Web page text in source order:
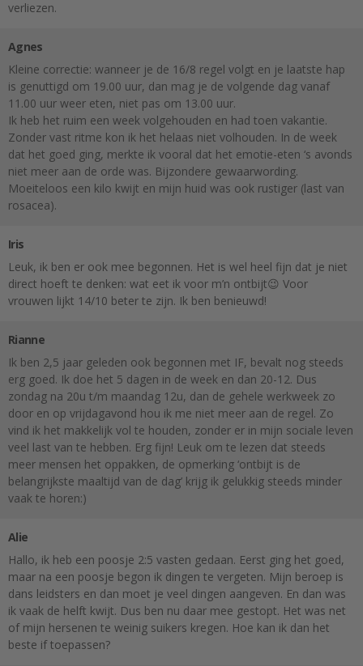
verliezen.
Agnes
Kleine correctie: wanneer je de 16/8 regel volgt en je laatste hap
is genuttigd om 19.00 uur, dan mag je de volgende dag vanaf
11.00 uur weer eten, niet pas om 13.00 uur.
Ik heb het ruim een week volgehouden en had toen vakantie.
Zonder vast ritme kon ik het helaas niet volhouden. In de week
dat het goed ging, merkte ik vooral dat het emotie-eten ‘s avonds
niet meer aan de orde was. Bijzondere gewaarwording.
Moeiteloos een kilo kwijt en mijn huid was ook rustiger (last van
rosacea).
Iris
Leuk, ik ben er ook mee begonnen. Het is wel heel fijn dat je niet
direct hoeft te denken: wat eet ik voor m’n ontbijt😉 Voor
vrouwen lijkt 14/10 beter te zijn. Ik ben benieuwd!
Rianne
Ik ben 2,5 jaar geleden ook begonnen met IF, bevalt nog steeds
erg goed. Ik doe het 5 dagen in de week en dan 20-12. Dus
zondag na 20u t/m maandag 12u, dan de gehele werkweek zo
door en op vrijdagavond hou ik me niet meer aan de regel. Zo
vind ik het makkelijk vol te houden, zonder er in mijn sociale leven
veel last van te hebben. Erg fijn! Leuk om te lezen dat steeds
meer mensen het oppakken, de opmerking ‘ontbijt is de
belangrijkste maaltijd van de dag’ krijg ik gelukkig steeds minder
vaak te horen:)
Alie
Hallo, ik heb een poosje 2:5 vasten gedaan. Eerst ging het goed,
maar na een poosje begon ik dingen te vergeten. Mijn beroep is
dans leidsters en dan moet je veel dingen aangeven. En dan was
ik vaak de helft kwijt. Dus ben nu daar mee gestopt. Het was net
of mijn hersenen te weinig suikers kregen. Hoe kan ik dan het
beste if toepassen?